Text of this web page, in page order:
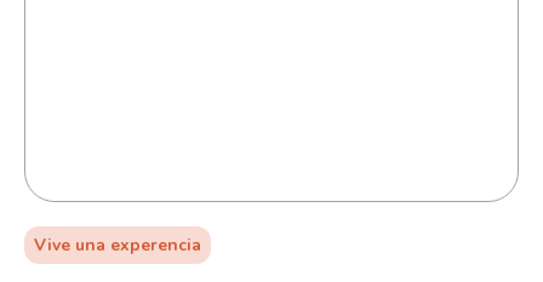
Vive una experencia